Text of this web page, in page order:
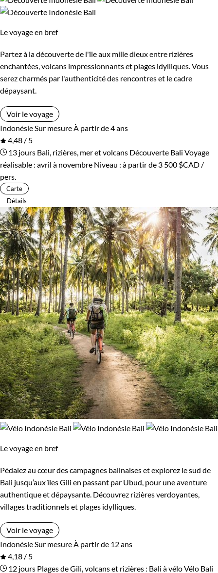
Âge des enfants
Les 10/13 ans
Confort
Refuge, gîte, dortoir Standard
Supérieur Haut de gamme
Environnement
Bord de mer et îles Patrimoine et Nature
Volcans
Le voyage en bref
Partez à la découverte de l'île aux mille dieux entre rizières
enchantées, volcans impressionnants et plages idylliques. Vous
serez charmés par l'authenticité des rencontres et le cadre
dépaysant.
Voir le voyage
Indonésie Sur mesure À partir de 4 ans
4,48 / 5
13 jours Bali, rizières, mer et volcans Découverte Bali Voyage
réalisable : avril à novembre Niveau : à partir de 3 500 $CAD /
pers.
Carte
Détails
Le voyage en bref
Pédalez au cœur des campagnes balinaises et explorez le sud de
Bali jusqu’aux îles Gili en passant par Ubud, pour une aventure
authentique et dépaysante. Découvrez rizières verdoyantes,
villages traditionnels et plages idylliques.
Voir le voyage
Indonésie Sur mesure À partir de 12 ans
4,18 / 5
12 jours Plages de Gili, volcans et rizières : Bali à véloVélo Bali